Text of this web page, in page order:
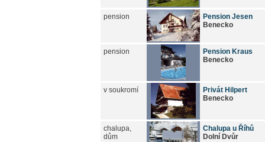
pension
Pension Jesen
Benecko
pension
Pension Kraus
Benecko
v soukromí
Privát Hilpert
Benecko
chalupa,
dům
Chalupa u Říhů
Dolní Dvůr